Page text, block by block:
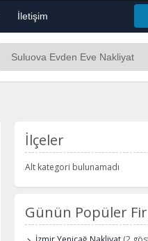
İletişim
İlçeler
Alt kategori bulunamadı
Günün Popüler